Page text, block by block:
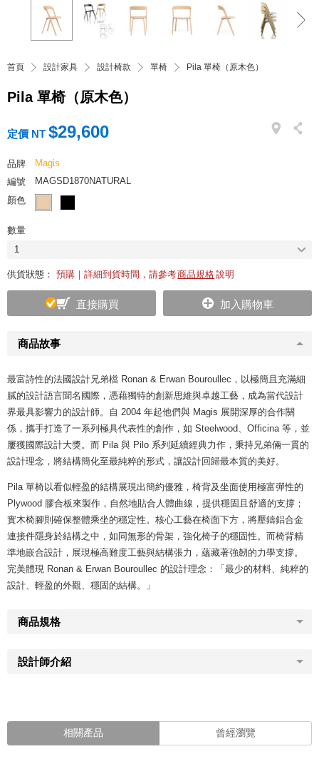
首頁 設計家具 設計椅款 單椅 Pila 單椅（原木色）
Pila 單椅（原木色）
商品故事
最富詩性的法國設計兄弟檔 Ronan & Erwan Bouroullec，以極簡且充滿細
膩的設計語言聞名國際，憑藉獨特的創新思維與卓越工藝，成為當代設計
界最具影響力的設計師。自 2004 年起他們與 Magis 展開深厚的合作關
係，攜手打造了一系列極具代表性的創作，如 Steelwood、Officina 等，並
屢獲國際設計大獎。而 Pila 與 Pilo 系列延續經典力作，秉持兄弟倆一貫的
設計理念，將結構簡化至最純粹的形式，讓設計回歸最本質的美好。
Pila 單椅以看似輕盈的結構展現出簡約優雅，椅背及坐面使用極富彈性的
Plywood 膠合板來製作，自然地貼合人體曲線，提供穩固且舒適的支撐；
實木椅腳則確保整體乘坐的穩定性。核心工藝在椅面下方，將壓鑄鋁合金
連接件隱身於結構之中，如同無形的骨架，強化椅子的穩固性。而椅背精
準地嵌合設計，展現極高難度工藝與結構張力，蘊藏著強韌的力學支撐。
完美體現 Ronan & Erwan Bouroullec 的設計理念：「最少的材料、純粹的
設計、輕盈的外觀、穩固的結構。」
商品規格
設計師介紹
定價 NT $29,600
品牌
Magis
編號
MAGSD1870NATURAL
顏色
數量
1
供貨狀態： 預購｜詳細到貨時間，請參考商品規格說明
直接購買 加入購物車
相關產品 曾經瀏覽